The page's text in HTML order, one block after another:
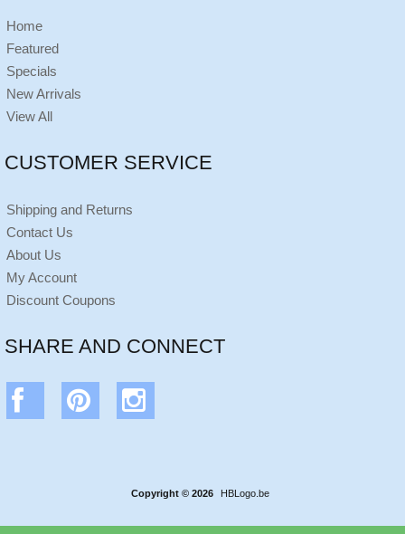
Home
Featured
Specials
New Arrivals
View All
CUSTOMER SERVICE
Shipping and Returns
Contact Us
About Us
My Account
Discount Coupons
SHARE AND CONNECT
Copyright © 2026 HBLogo.be